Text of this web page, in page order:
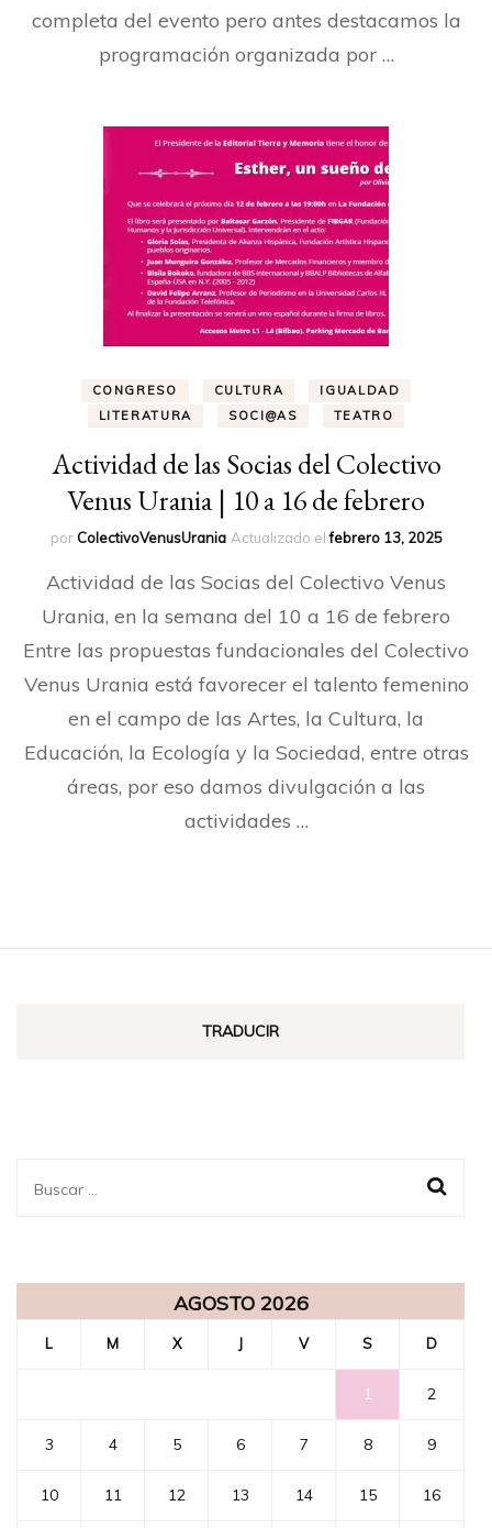
completa del evento pero antes destacamos la
programación organizada por …
CONGRESO CULTURA
IGUALDAD
LITERATURA
SOCI@AS TEATRO
Actividad de las Socias del Colectivo
Venus Urania | 10 a 16 de febrero
porColectivoVenusUrania Actualizado elfebrero 13, 2025
Actividad de las Socias del Colectivo Venus
Urania, en la semana del 10 a 16 de febrero
Entre las propuestas fundacionales del Colectivo
Venus Urania está favorecer el talento femenino
en el campo de las Artes, la Cultura, la
Educación, la Ecología y la Sociedad, entre otras
áreas, por eso damos divulgación a las
actividades …
TRADUCIR
Buscar:
AGOSTO 2026
L M X J V S D
1 2
3 4 5 6 7 8 9
10 11 12 13 14 15 16